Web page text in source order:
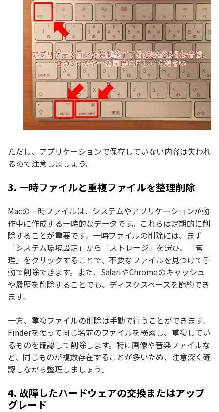
ただし、アプリケーションで保存していない内容は失われ
るので注意しましょう。
3. 一時ファイルと重複ファイルを整理削除
Macの一時ファイルは、システムやアプリケーションが動
作中に作成する一時的なデータです。これらは定期的に削
除することが重要です。一時ファイルの削除には、まず
「システム環境設定」から「ストレージ」を選び、「管
理」をクリックすることで、不要なファイルを見つけて手
動で削除できます。また、SafariやChromeのキャッシュ
や履歴を削除することでも、ディスクスペースを節約でき
ます。
一方、重複ファイルの削除は手動で行うことができます。
Finderを使って同じ名前のファイルを検索し、重複してい
るものを確認して削除します。特に画像や音楽ファイルな
ど、同じものが複数存在することが多いため、注意深く確
認しながら整理しましょう。
4. 故障したハードウェアの交換またはアップ
グレード